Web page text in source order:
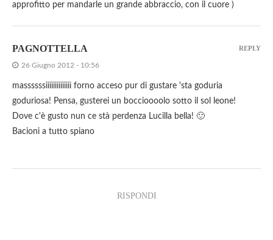
approfitto per mandarle un grande abbraccio, con il cuore )
PAGNOTTELLA
26 Giugno 2012 - 10:56
massssssìììììììììììììì forno acceso pur di gustare 'sta goduria
goduriosa! Pensa, gusterei un boccioooolo sotto il sol leone!
Dove c'è gusto nun ce stà perdenza Lucilla bella! 🙂
Bacioni a tutto spiano
REPLY
RISPONDI